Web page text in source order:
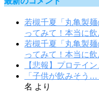
若槻千夏「丸亀製
ってみて！本当に飲
若槻千夏「丸亀製
ってみて！本当に飲
【悲報】プロテイ
「子供が飲みそう
名 より